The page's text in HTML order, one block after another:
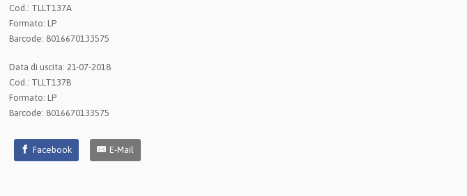
Cod.: TLLT137A
Formato: LP
Barcode: 8016670133575
Data di uscita: 21-07-2018
Cod.: TLLT137B
Formato: LP
Barcode: 8016670133575
Facebook E-Mail